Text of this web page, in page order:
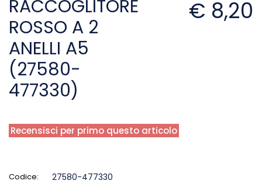
RACCOGLITORE
ROSSO A 2
ANELLI A5
(27580-
477330)
€ 8,20
Recensisci per primo questo articolo
Codice: 27580-477330